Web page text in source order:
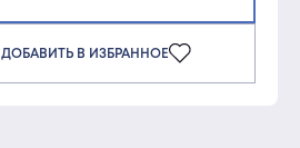
ДОБАВИТЬ В ИЗБРАННОЕ